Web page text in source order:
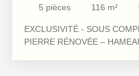
5 pièces 116 m²
EXCLUSIVITÉ - SOUS
PIERRE RÉNOVÉE –